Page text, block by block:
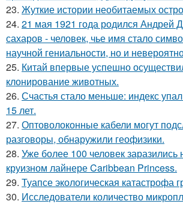
23. Жуткие истории необитаемых
24. 21 мая 1921 года родился Андрей
сахаров - человек, чье имя стало
научной гениальности, но и
25. Китай впервые успешно
клонирование животных.
26. Счастья стало меньше: индекс
15 лет.
27. Оптоволоконные кабели могут
разговоры, обнаружили геофизики.
28. Уже более 100 человек
круизном лайнере Caribbean Princess.
29. Туапсе экологическая катастрофа
30. Исследователи количество